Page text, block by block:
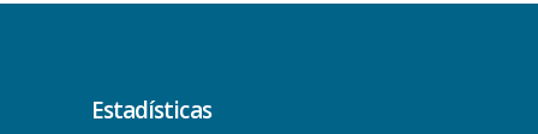
Estadísticas